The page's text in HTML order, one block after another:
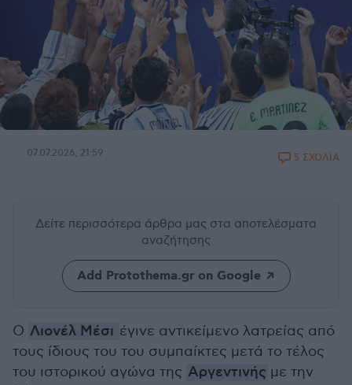
07.07.2026, 21:59 5 ΣΧΟΛΙΑ
Δείτε περισσότερα άρθρα μας στα αποτελέσματα
αναζήτησης
Add Protothema.gr on Google
Ο Λιονέλ Μέσι έγινε αντικείμενο λατρείας από
τους ίδιους του του συμπαίκτες μετά το τέλος
του ιστορικού αγώνα της Αργεντινής με την